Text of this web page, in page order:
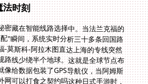
法时刻
密藏在智能线路选择中。当法兰克福的
"瞬间，系统实时分析三十多条回国路
-莫斯科-阿拉木图直达上海的专线突然
路线少绕半个地球。这就是全球节点布
像给数据包装了GPS导航仪，当阿姆斯
网可以打食之契约吗这种日式手游时，
京中转节点而非直连上海，避免在NTT